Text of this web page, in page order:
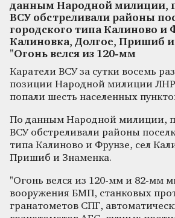
данным Народной милиции,
ВСУ обстреливали районы
городского типа Калиново и
Калиновка, Долгое, Пришиб
"Огонь велся из 120-мм
Каратели ВСУ за сутки восемь
позиции Народной милиции
попали шесть населенных
По данным Народной милиции,
ВСУ обстреливали районы
типа Калиново и Фрунзе, сел
Пришиб и Знаменка.
"Огонь велся из 120-мм и 82-мм
вооружения БМП, станковых
гранатометов СПГ,